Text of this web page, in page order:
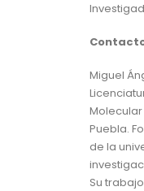
Miguel
Puebla.
de la
Su